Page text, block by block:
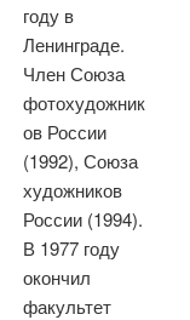
году в
Ленинграде.
Член Союза
фотохудожник
ов России
(1992), Союза
художников
России (1994).
В 1977 году
окончил
факультет